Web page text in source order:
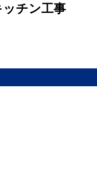
チン工事